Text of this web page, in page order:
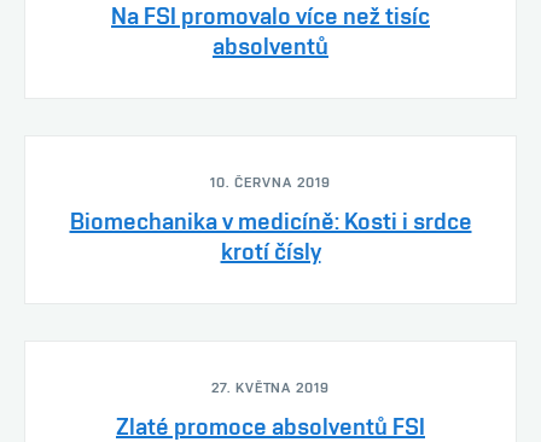
Na FSI promovalo více než tisíc
absolventů
10. ČERVNA 2019
Biomechanika v medicíně: Kosti i srdce
krotí čísly
27. KVĚTNA 2019
Zlaté promoce absolventů FSI